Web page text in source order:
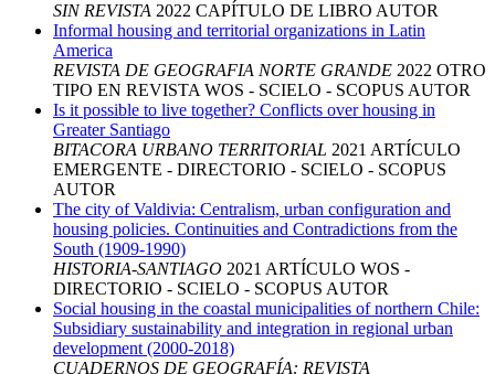
SIN REVISTA 2022 CAPÍTULO DE LIBRO AUTOR
Informal housing and territorial organizations in Latin
America
REVISTA DE GEOGRAFIA NORTE GRANDE 2022 OTRO
TIPO EN REVISTA WOS - SCIELO - SCOPUS AUTOR
Is it possible to live together? Conflicts over housing in
Greater Santiago
BITACORA URBANO TERRITORIAL 2021 ARTÍCULO
EMERGENTE - DIRECTORIO - SCIELO - SCOPUS
AUTOR
The city of Valdivia: Centralism, urban configuration and
housing policies. Continuities and Contradictions from the
South (1909-1990)
HISTORIA-SANTIAGO 2021 ARTÍCULO WOS -
DIRECTORIO - SCIELO - SCOPUS AUTOR
Social housing in the coastal municipalities of northern Chile:
Subsidiary sustainability and integration in regional urban
development (2000-2018)
CUADERNOS DE GEOGRAFÍA: REVISTA